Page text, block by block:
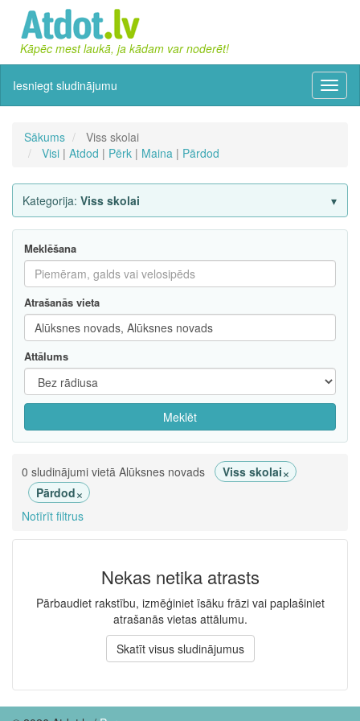
Kāpēc mest laukā, ja kādam var noderēt!
Iesniegt sludinājumu
Sākums
Viss skolai
Visi | Atdod | Pērk | Maina | Pārdod
Kategorija: Viss skolai
Meklēšana
Atrašanās vieta
Attālums
Meklēt
0 sludinājumi vietā Alūksnes novads Viss skolai×
Pārdod×
Notīrīt filtrus
Nekas netika atrasts
Pārbaudiet rakstību, izmēģiniet īsāku frāzi vai paplašiniet
atrašanās vietas attālumu.
Skatīt visus sludinājumus